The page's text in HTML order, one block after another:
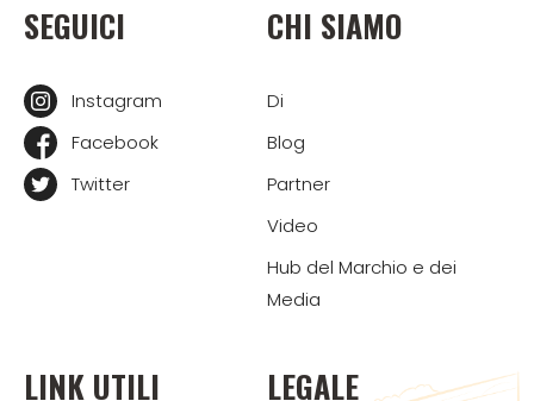
SEGUICI
Instagram
Facebook
Twitter
CHI SIAMO
Di
Blog
Partner
Video
Hub del Marchio e dei
Media
LINK UTILI LEGALE